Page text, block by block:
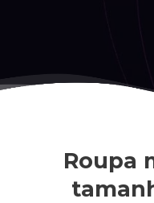
Roupa